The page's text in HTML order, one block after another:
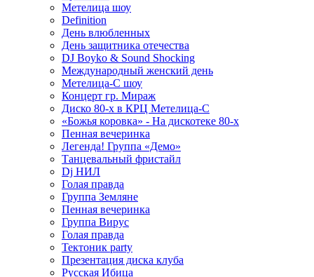
Метелица шоу
Definition
День влюбленных
День защитника отечества
DJ Boyko & Sound Shocking
Международный женский день
Метелица-С шоу
Концерт гр. Мираж
Диско 80-х в КРЦ Метелица-С
«Божья коровка» - На дискотеке 80-х
Пенная вечеринка
Легенда! Группа «Демо»
Танцевальный фристайл
Dj НИЛ
Голая правда
Группа Земляне
Пенная вечеринка
Группа Вирус
Голая правда
Тектоник party
Презентация диска клуба
Русская Ибица